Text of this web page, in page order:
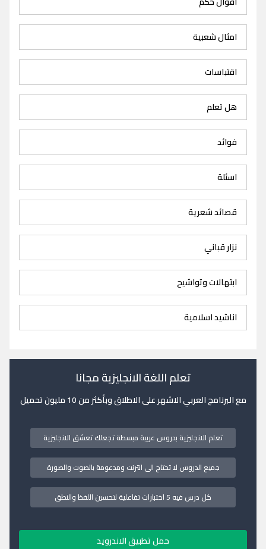
امثال شعبية
اقتباسات
هل تعلم
فوائد
اسئلة
قصائد شعرية
نزار قباني
ابتهالات وتواشيح
اناشيد اسلامية
تعلم اللغة الانجليزية مجانا
مع البرنامج العربي الاشهر على الاطلاق وبأكثر من 10 مليون تحميل
تعلم الانجليزية بدروس عربية مبسطة تجعلك تعشق الانجليزية
جميع الدروس لا تحتاج الى انترنت ومدعومة بالصوت والصورة
كل درس فيه 5 اختبارات تفاعلية لتحسين اللفظ والنطق
حمل تطبيق الاندرويد